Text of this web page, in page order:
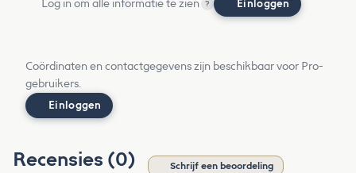
Log in om alle informatie te zien ? Einloggen
Coördinaten en contactgegevens zijn beschikbaar voor Pro-
gebruikers.
Einloggen
Recensies (0) Schrijf een beoordeling